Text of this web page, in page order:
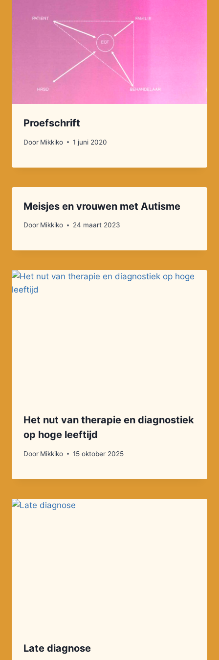
Proefschrift
Door Mikkiko 1 juni 2020
Meisjes en vrouwen met Autisme
Door Mikkiko 24 maart 2023
Het nut van therapie en diagnostiek
op hoge leeftijd
Door Mikkiko 15 oktober 2025
Late diagnose